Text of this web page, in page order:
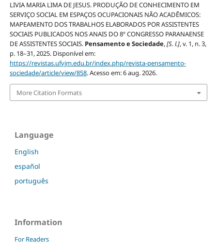
LIVIA MARIA LIMA DE JESUS. PRODUÇÃO DE CONHECIMENTO EM
SERVIÇO SOCIAL EM ESPAÇOS OCUPACIONAIS NÃO ACADÊMICOS:
MAPEAMENTO DOS TRABALHOS ELABORADOS POR ASSISTENTES
SOCIAIS PUBLICADOS NOS ANAIS DO 8º CONGRESSO PARANAENSE
DE ASSISTENTES SOCIAIS. Pensamento e Sociedade,[S. l.], v. 1, n. 3,
p. 18–31, 2025. Disponível em:
https://revistas.ufvjm.edu.br/index.php/revista-pensamento-
sociedade/article/view/858. Acesso em: 6 aug. 2026.
More Citation Formats
Language
English
español
português
Information
For Readers